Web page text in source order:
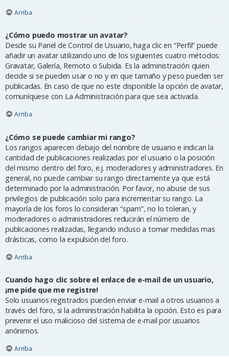
Arriba
¿Cómo puedo mostrar un avatar?
Desde su Panel de Control de Usuario, haga clic en “Perfil” puede
añadir un avatar utilizando uno de los siguientes cuatro métodos:
Gravatar, Galería, Remoto o Subida. Es la administración quien
decide si se pueden usar o no y en que tamaño y peso pueden ser
publicadas. En caso de que no este disponible la opción de avatar,
comuníquese con La Administración para que sea activada.
Arriba
¿Cómo se puede cambiar mi rango?
Los rangos aparecen debajo del nombre de usuario e indican la
cantidad de publicaciones realizadas por el usuario o la posición
del mismo dentro del foro, e.j. moderadores y administradores. En
general, no puede cambiar su rango directamente ya que está
determinado por la administración. Por favor, no abuse de sus
privilegios de publicación solo para incrementar su rango. La
mayoría de los foros lo consideran “spam”, no lo toleran, y
moderadores o administradores reducirán el número de
publicaciones realizadas, llegando incluso a tomar medidas mas
drásticas, como la expulsión del foro.
Arriba
Cuando hago clic sobre el enlace de e-mail de un usuario,
¡me pide que me registre!
Solo usuarios registrados pueden enviar e-mail a otros usuarios a
través del foro, si la administración habilita la opción. Esto es para
prevenir el uso malicioso del sistema de e-mail por usuarios
anónimos.
Arriba